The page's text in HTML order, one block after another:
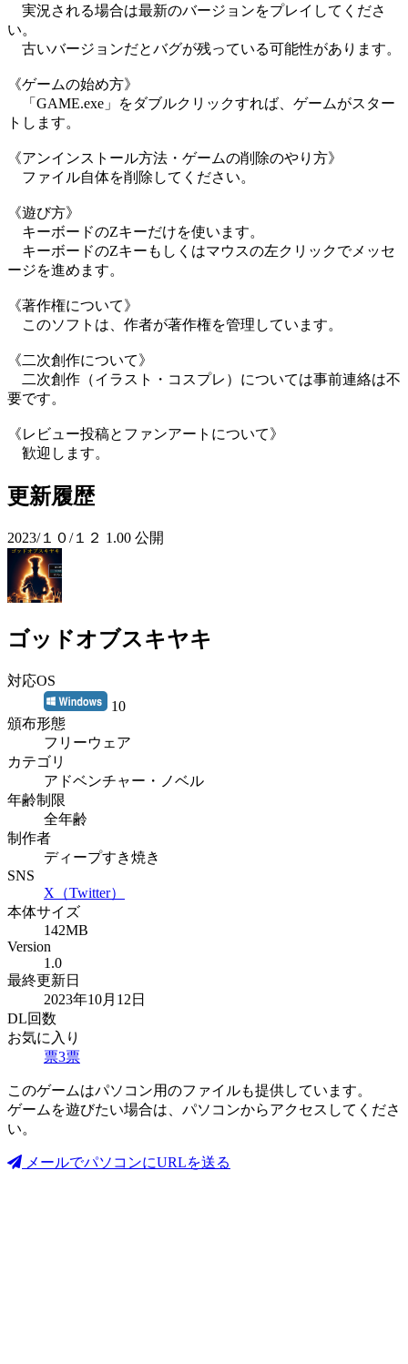
実況される場合は最新のバージョンをプレイしてくださ
い。
古いバージョンだとバグが残っている可能性があります。
《ゲームの始め方》
「GAME.exe」をダブルクリックすれば、ゲームがスター
トします。
《アンインストール方法・ゲームの削除のやり方》
ファイル自体を削除してください。
《遊び方》
キーボードのZキーだけを使います。
キーボードのZキーもしくはマウスの左クリックでメッセ
ージを進めます。
《著作権について》
このソフトは、作者が著作権を管理しています。
《二次創作について》
二次創作（イラスト・コスプレ）については事前連絡は不
要です。
《レビュー投稿とファンアートについて》
歓迎します。
更新履歴
2023/１０/１２ 1.00 公開
ゴッドオブスキヤキ
対応OS
10
頒布形態
フリーウェア
カテゴリ
アドベンチャー・ノベル
年齢制限
全年齢
制作者
ディープすき焼き
SNS
X（Twitter）
本体サイズ
142MB
Version
1.0
最終更新日
2023年10月12日
DL回数
お気に入り
票3票
このゲームはパソコン用のファイルも提供しています。
ゲームを遊びたい場合は、パソコンからアクセスしてくださ
い。
メールでパソコンにURLを送る